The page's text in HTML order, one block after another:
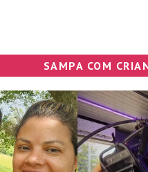
SAMPA COM